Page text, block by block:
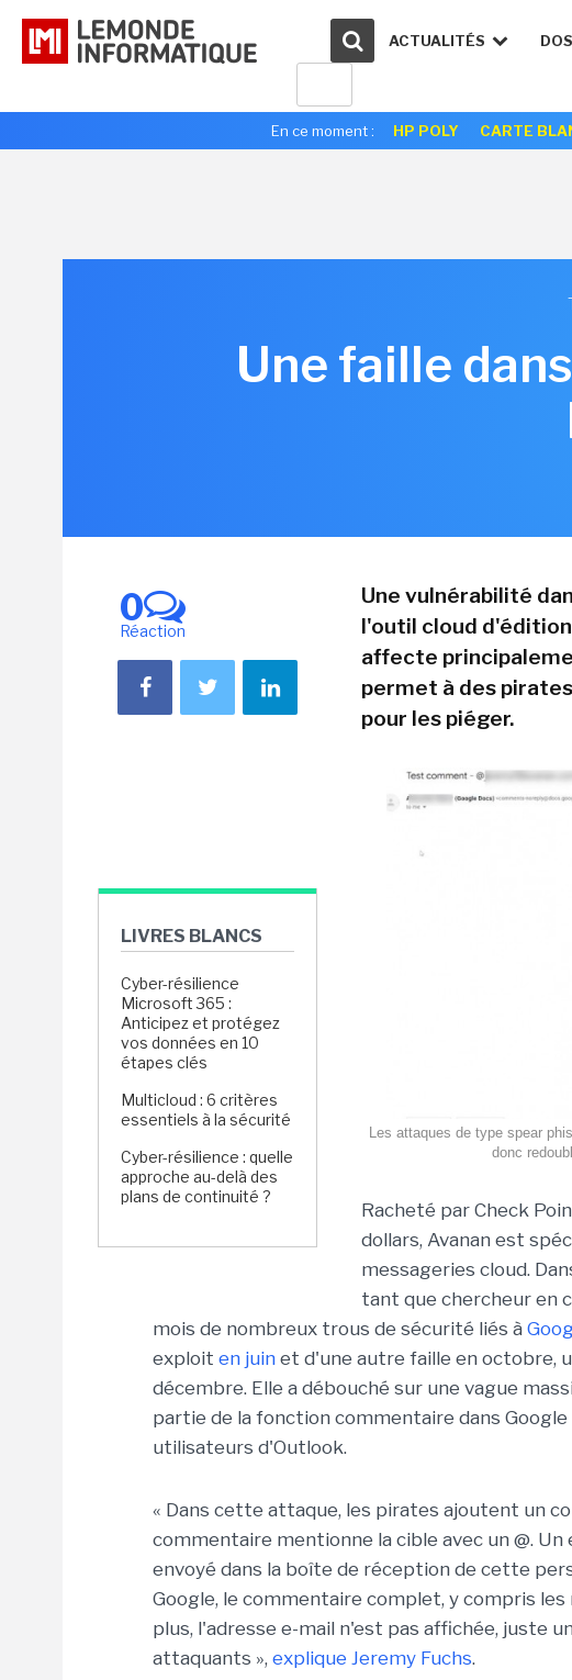
ACTUALITÉS
En ce moment : HP POLY CARTE
Une faille
0
Réaction
LIVRES BLANCS
Cyber-résilience
Microsoft 365 :
Anticipez et protégez
vos données en 10
étapes clés
Multicloud : 6 critères
essentiels à la sécurité
Cyber-résilience : quelle
approche au-delà des
plans de continuité ?
Une vulnérabilité
l'outil cloud
affecte
permet à des
pour les piéger.
Les attaques de type spear
donc
Racheté par Check
dollars, Avanan est
messageries cloud.
tant que chercheur en
mois de nombreux trous de sécurité liés à
exploit en juin et d'une autre faille en octobre,
décembre. Elle a débouché sur une vague
partie de la fonction commentaire dans
utilisateurs d'Outlook.
« Dans cette attaque, les pirates ajoutent un
commentaire mentionne la cible avec un @.
envoyé dans la boîte de réception de cette
Google, le commentaire complet, y compris
plus, l'adresse e-mail n'est pas affichée, juste
attaquants », explique Jeremy Fuchs.